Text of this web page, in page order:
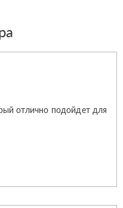
отлично подойдет для